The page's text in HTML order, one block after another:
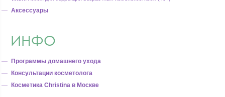
Аксессуары
ИНФО
Программы домашнего ухода
Консультации косметолога
Косметика Christina в Москве